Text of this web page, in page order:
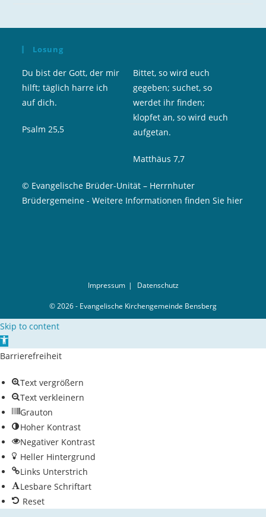
Losung
Du bist der Gott, der mir
hilft; täglich harre ich
auf dich.
Psalm 25,5
Bittet, so wird euch
gegeben; suchet, so
werdet ihr finden;
klopfet an, so wird euch
aufgetan.
Matthäus 7,7
© Evangelische Brüder-Unität – Herrnhuter
Brüdergemeine -Weitere Informationen finden Sie hier
Impressum Datenschutz
© 2026 - Evangelische Kirchengemeinde Bensberg
Skip to content
Open toolbar
Barrierefreiheit
Text vergrößern
Text verkleinern
Grauton
Hoher Kontrast
Negativer Kontrast
Heller Hintergrund
Links Unterstrich
Lesbare Schriftart
Reset